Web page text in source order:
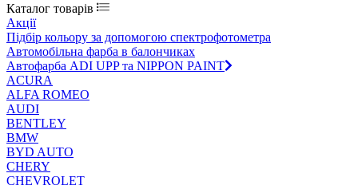
Каталог товарів
Акції
Підбір кольору за допомогою спектрофотометра
Автомобільна фарба в балончиках
Автофарба ADI UPP та NIPPON PAINT
ACURA
ALFA ROMEO
AUDI
BENTLEY
BMW
BYD AUTO
CHERY
CHEVROLET